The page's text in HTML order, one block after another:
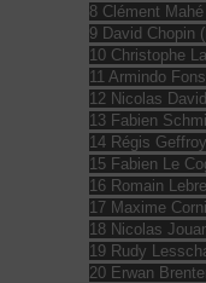
8 Clément
9 David Chopin
10 Christophe
11 Armindo
12 Nicolas
13 Fabien
14 Régis
15 Fabien Le
16 Romain
17 Maxime
18 Nicolas
19 Rudy
20 Erwan